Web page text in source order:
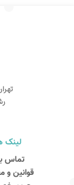
لینک
تماس
قوانین و